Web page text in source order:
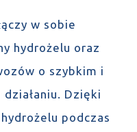
w sobie
hydrożelu oraz
o szybkim i
Dzięki
podczas